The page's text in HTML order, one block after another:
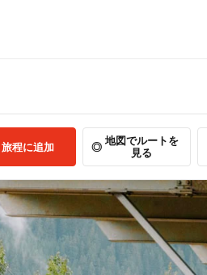
旅程に追加
地図でルートを
見る